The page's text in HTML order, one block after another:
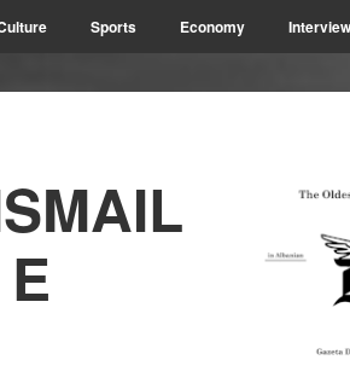
Sports Economy Interview